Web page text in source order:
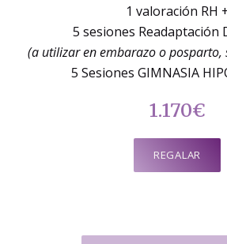
1 valoración RH
5 sesiones Readaptación
(a utilizar en embarazo o posparto,
5 Sesiones GIMNASIA
1.170€
REGALAR